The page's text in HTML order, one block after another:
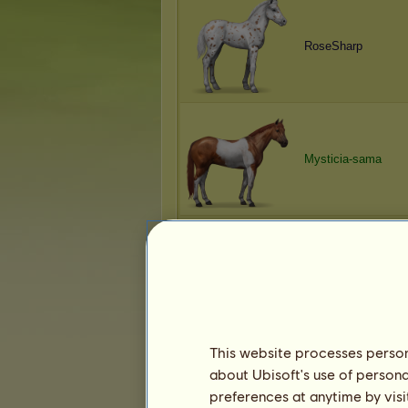
RoseSharp
Mysticia-sama
Mysticia-sama
This website processes
about Ubisoft's use of
preferences at anytime by